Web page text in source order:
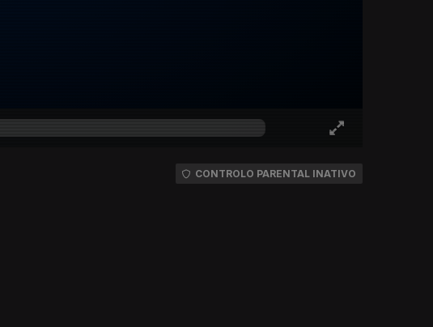
CONTROLO PARENTAL INATIVO